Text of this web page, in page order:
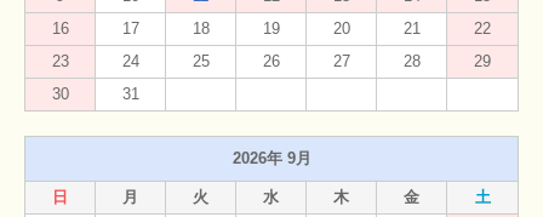
16
17 18 19 20 21
22
23
24 25 26 27 28
29
30
31
2026年 9月
日 月 火 水 木 金
土